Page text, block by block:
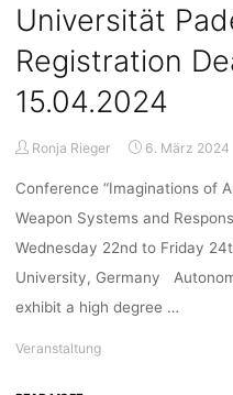
Universität
Registration
15.04.2024
Ronja Rieger 6. März 2024
Conference “Imaginations of
Weapon Systems and
Wednesday 22nd to Friday
University, Germany
exhibit a high degree …
Veranstaltung